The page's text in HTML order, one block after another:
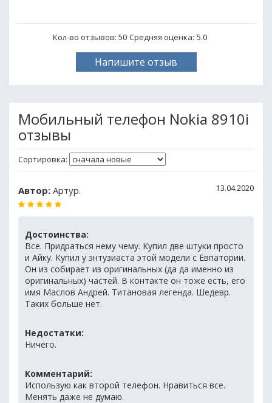
Кол-во отзывов: 50 Средняя оценка: 5.0
Напишите отзыв
Мобильный телефон Nokia 8910i
отзывы
Сортировка:
Автор: Артур. 13.04.2020
Достоинства:
Все. Придраться нему чему. Купил две штуки просто
и Айку. Купил у энтузиаста этой модели с Евпатории.
Он из собирает из оригинальных (да да именно из
оригинальных) частей. В контакте он тоже есть, его
имя Маслов Андрей. Титановая легенда. Шедевр.
Таких больше нет.
Недостатки:
Ничего.
Комментарий:
Использую как второй телефон. Нравиться все.
Менять даже не думаю.